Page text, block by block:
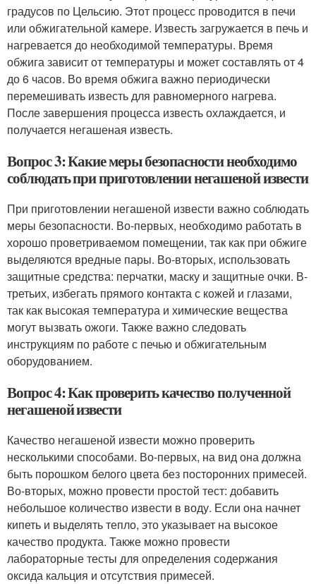
градусов по Цельсию. Этот процесс проводится в печи
или обжигательной камере. Известь загружается в печь и
нагревается до необходимой температуры. Время
обжига зависит от температуры и может составлять от 4
до 6 часов. Во время обжига важно периодически
перемешивать известь для равномерного нагрева.
После завершения процесса известь охлаждается, и
получается негашеная известь.
Вопрос 3: Какие меры безопасности необходимо
соблюдать при приготовлении негашеной извести
При приготовлении негашеной извести важно соблюдать
меры безопасности. Во-первых, необходимо работать в
хорошо проветриваемом помещении, так как при обжиге
выделяются вредные пары. Во-вторых, использовать
защитные средства: перчатки, маску и защитные очки. В-
третьих, избегать прямого контакта с кожей и глазами,
так как высокая температура и химические вещества
могут вызвать ожоги. Также важно следовать
инструкциям по работе с печью и обжигательным
оборудованием.
Вопрос 4: Как проверить качество полученной
негашеной извести
Качество негашеной извести можно проверить
несколькими способами. Во-первых, на вид она должна
быть порошком белого цвета без посторонних примесей.
Во-вторых, можно провести простой тест: добавить
небольшое количество извести в воду. Если она начнет
кипеть и выделять тепло, это указывает на высокое
качество продукта. Также можно провести
лабораторные тесты для определения содержания
оксида кальция и отсутствия примесей.